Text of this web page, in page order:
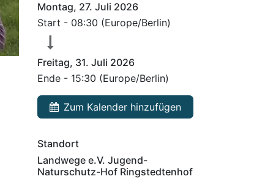
Montag, 27. Juli 2026
Start - 08:30 (Europe/Berlin)
Freitag, 31. Juli 2026
Ende - 15:30 (Europe/Berlin)
Zum Kalender hinzufügen
Standort
Landwege e.V. Jugend-
Naturschutz-Hof Ringstedtenhof